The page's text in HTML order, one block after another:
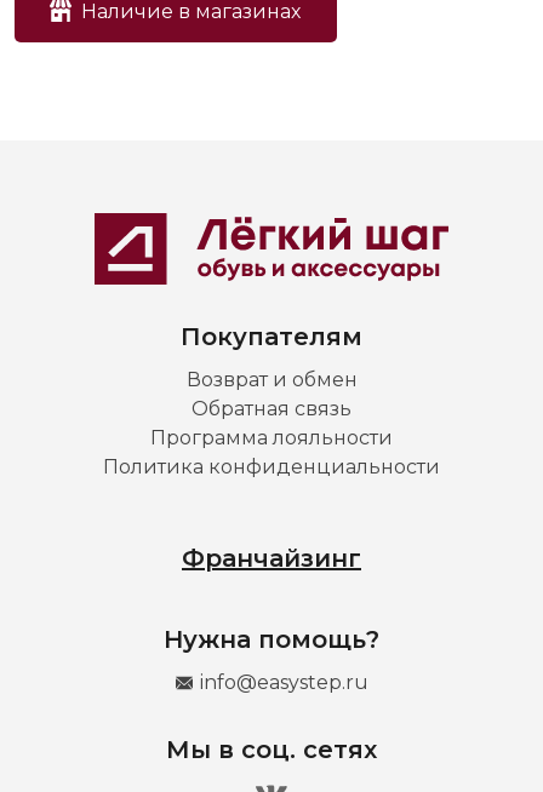
Наличие в магазинах
Покупателям
Возврат и обмен
Обратная связь
Программа лояльности
Политика конфиденциальности
Франчайзинг
Нужна помощь?
info@easystep.ru
Мы в соц. сетях